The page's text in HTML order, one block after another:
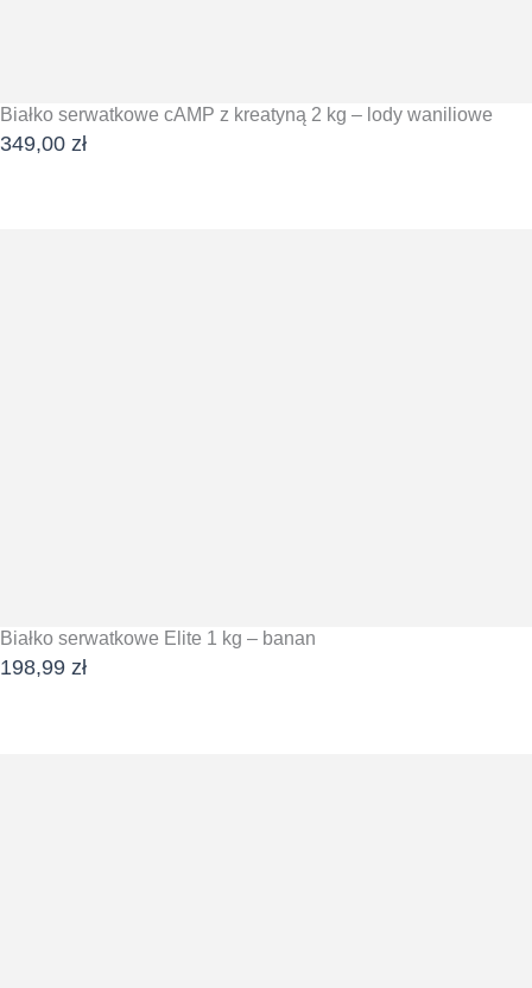
Białko serwatkowe cAMP z kreatyną 2 kg – lody waniliowe
349,00 zł
Białko serwatkowe Elite 1 kg – banan
198,99 zł